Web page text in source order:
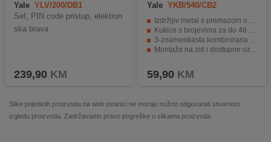
Yale YLV/200/DB1
Sef, PIN code pristup, elektron
ska brava
239,90 KM
Yale YKB/540/CB2
Izdržljiv metal s premazom od praha.
Kukice s brojevima za do 46 ključeva.
3-znamenkasta kombinirana brava s resetiranjem.
Montaža na zid i dostupne oznake.
59,90 KM
Slike pojedinih proizvoda na web stranici ne moraju nužno odgovarati stvarnom
izgledu proizvoda. Zadržavamo pravo pogreške u slikama proizvoda.